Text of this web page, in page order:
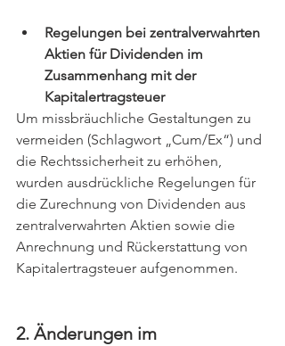
Regelungen bei zentralverwahrten
Aktien für Dividenden im
Zusammenhang mit der
Kapitalertragsteuer
Um missbräuchliche Gestaltungen zu
vermeiden (Schlagwort „Cum/Ex“) und
die Rechtssicherheit zu erhöhen,
wurden ausdrückliche Regelungen für
die Zurechnung von Dividenden aus
zentralverwahrten Aktien sowie die
Anrechnung und Rückerstattung von
Kapitalertragsteuer aufgenommen.
2. Änderungen im